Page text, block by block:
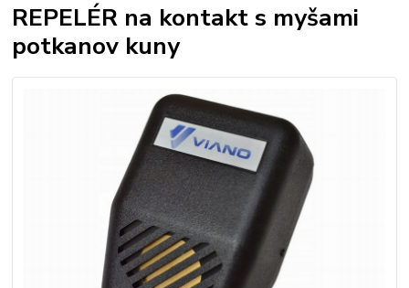
REPELÉR na kontakt s myšami
potkanov kuny